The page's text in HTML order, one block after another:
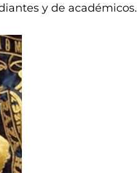
y de académicos.